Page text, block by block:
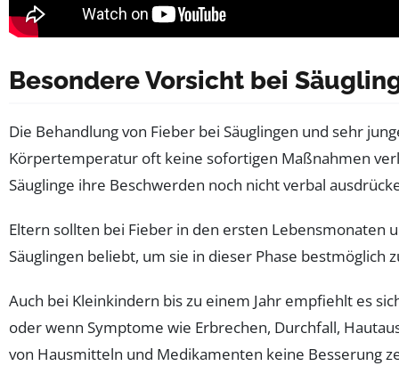
Besondere Vorsicht bei
Die Behandlung von Fieber bei Säuglingen und sehr
Körpertemperatur oft keine sofortigen Maßnahmen
Säuglinge ihre Beschwerden noch nicht verbal
Eltern sollten bei Fieber in den ersten Lebensmonaten
Säuglingen beliebt, um sie in dieser Phase
Auch bei Kleinkindern bis zu einem Jahr empfiehlt es
oder wenn Symptome wie Erbrechen, Durchfall,
von Hausmitteln und Medikamenten keine Besserung